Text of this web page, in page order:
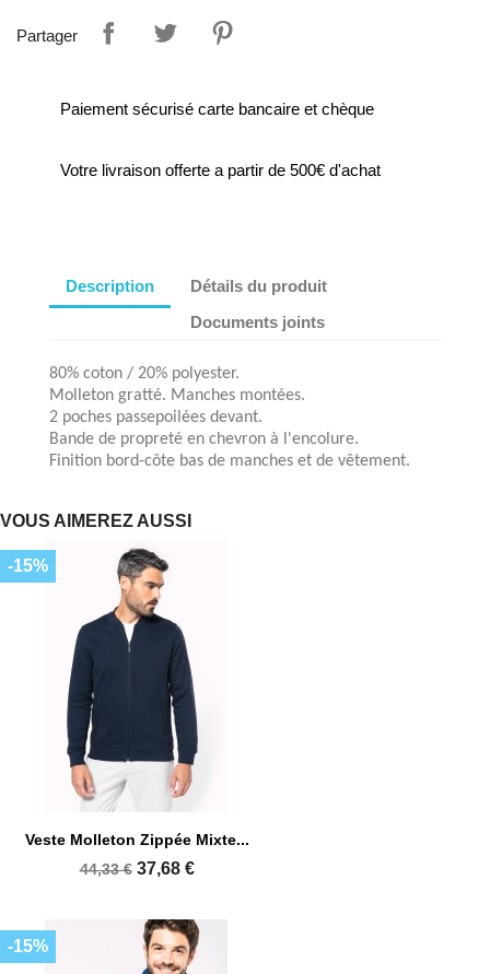
Partager
Paiement sécurisé carte bancaire et chèque
Votre livraison offerte a partir de 500€ d'achat
Description
Détails du produit
Documents joints
80% coton / 20% polyester.
Molleton gratté. Manches montées.
2 poches passepoilées devant.
Bande de propreté en chevron à l'encolure.
Finition bord-côte bas de manches et de vêtement.
VOUS AIMEREZ AUSSI
Veste Molleton Zippée Mixte...
44,33 € 37,68 €
-15%
-15%